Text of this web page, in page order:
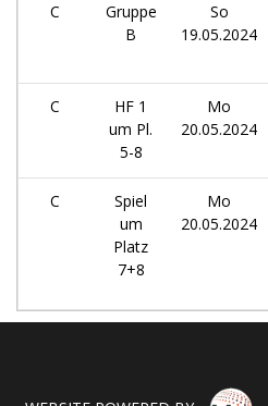
C
Gruppe
B
So
19.05.2024
C
HF 1
um Pl.
5-8
Mo
20.05.2024
C
Spiel
um
Platz
7+8
Mo
20.05.2024